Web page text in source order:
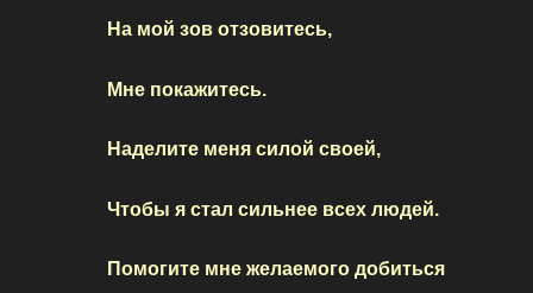
На мой зов отзовитесь,
Мне покажитесь.
Наделите меня силой своей,
Чтобы я стал сильнее всех людей.
Помогите мне желаемого добиться